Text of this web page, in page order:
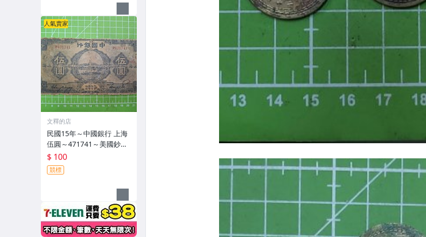
人氣賣家
文釋的店
民國15年～中國銀行 上海
伍圓～471741～美國鈔票
公司
$ 100
競標